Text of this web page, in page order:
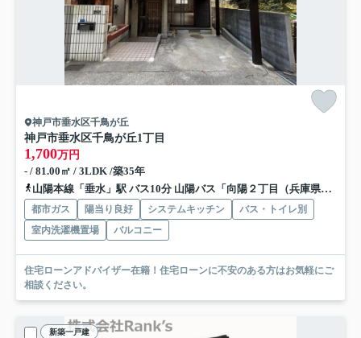
神戸市垂水区千鳥が丘
神戸市垂水区千鳥が丘1丁目
1,700万円
- / 81.00㎡ / 3LDK /築35年
山陽本線「垂水」駅 バス10分 山陽バス「向陽２丁目（兵庫県）」 停歩4分
都市ガス 陽当り良好 システムキッチン
バス・トイレ別
室内洗濯機置場
バルコニー
住宅ローンアドバイザー在籍！住宅ローンに不安のある方はお気軽にご
相談ください。
新築一戸建